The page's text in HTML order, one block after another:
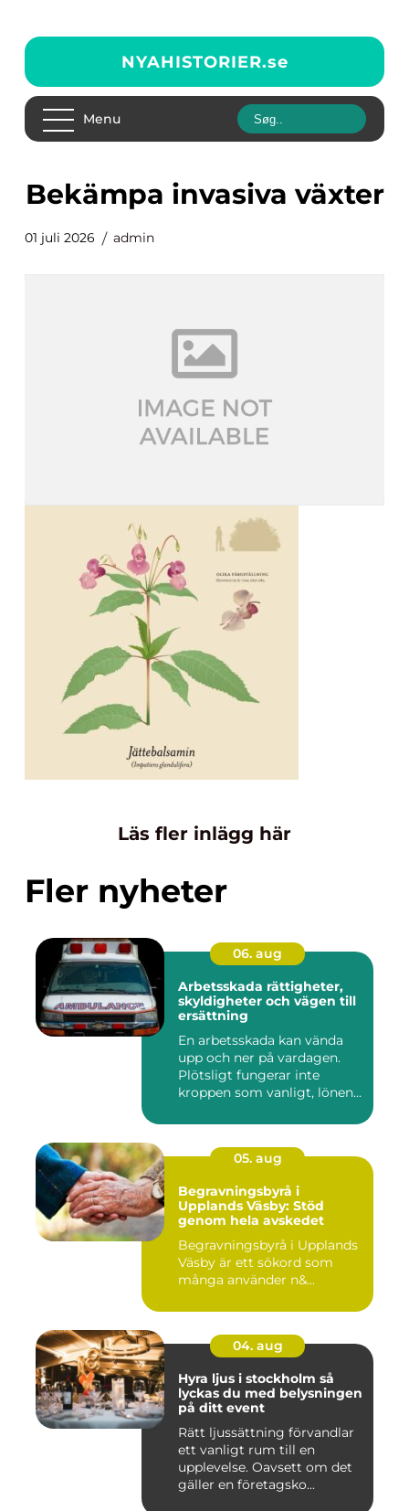
NYAHISTORIER.se
Menu
bekämpa invasiva växter
01 juli 2026 admin
Läs fler inlägg här
Fler nyheter
06. aug
Arbetsskada rättigheter,
skyldigheter och vägen till
ersättning
En arbetsskada kan vända
upp och ner på vardagen.
Plötsligt fungerar inte
kroppen som vanligt, lönen...
05. aug
Begravningsbyrå i
Upplands Väsby: Stöd
genom hela avskedet
Begravningsbyrå i Upplands
Väsby är ett sökord som
många använder n&...
04. aug
Hyra ljus i stockholm så
lyckas du med belysningen
på ditt event
Rätt ljussättning förvandlar
ett vanligt rum till en
upplevelse. Oavsett om det
gäller en företagsko...